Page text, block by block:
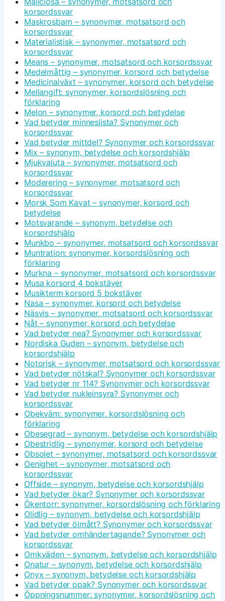
korsordssvar
Maskrosbarn – synonymer, motsatsord och
korsordssvar
Materialistisk – synonymer, motsatsord och
korsordssvar
Means – synonymer, motsatsord och korsordssvar
Medelmåttig – synonymer, korsord och betydelse
Medicinalväxt – synonymer, korsord och betydelse
Mellangift: synonymer, korsordslösning och
förklaring
Melon – synonymer, korsord och betydelse
Vad betyder minneslista? Synonymer och
korsordssvar
Vad betyder mittdel? Synonymer och korsordssvar
Mix – synonym, betydelse och korsordshjälp
Mjukvaluta – synonymer, motsatsord och
korsordssvar
Moderering – synonymer, motsatsord och
korsordssvar
Morsk Som Kavat – synonymer, korsord och
betydelse
Motsvarande – synonym, betydelse och
korsordshjälp
Munkbo – synonymer, motsatsord och korsordssvar
Muntration: synonymer, korsordslösning och
förklaring
Murkna – synonymer, motsatsord och korsordssvar
Musa korsord 4 bokstäver
Musikterm korsord 5 bokstäver
Nasa – synonymer, korsord och betydelse
Näsvis – synonymer, motsatsord och korsordssvar
Nåt – synonymer, korsord och betydelse
Vad betyder nea? Synonymer och korsordssvar
Nordiska Guden – synonym, betydelse och
korsordshjälp
Notorisk – synonymer, motsatsord och korsordssvar
Vad betyder nötskal? Synonymer och korsordssvar
Vad betyder nr 114? Synonymer och korsordssvar
Vad betyder nukleinsyra? Synonymer och
korsordssvar
Obekväm: synonymer, korsordslösning och
förklaring
Obesegrad – synonym, betydelse och korsordshjälp
Obestridlig – synonymer, korsord och betydelse
Obsolet – synonymer, motsatsord och korsordssvar
Oenighet – synonymer, motsatsord och
korsordssvar
Offside – synonym, betydelse och korsordshjälp
Vad betyder ökar? Synonymer och korsordssvar
Ökentorr: synonymer, korsordslösning och förklaring
Olidlig – synonym, betydelse och korsordshjälp
Vad betyder ölmått? Synonymer och korsordssvar
Vad betyder omhändertagande? Synonymer och
korsordssvar
Omkväden – synonym, betydelse och korsordshjälp
Onatur – synonym, betydelse och korsordshjälp
Onyx – synonym, betydelse och korsordshjälp
Vad betyder opak? Synonymer och korsordssvar
Öppningsnummer: synonymer, korsordslösning och